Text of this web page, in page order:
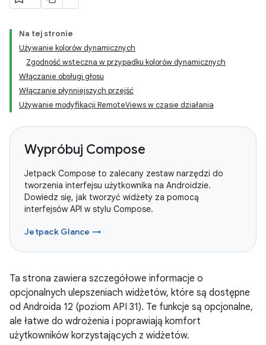
Na tej stronie
Używanie kolorów dynamicznych
Zgodność wsteczna w przypadku kolorów dynamicznych
Włączanie obsługi głosu
Włączanie płynniejszych przejść
Używanie modyfikacji RemoteViews w czasie działania
Wypróbuj Compose
Jetpack Compose to zalecany zestaw narzędzi do
tworzenia interfejsu użytkownika na Androidzie.
Dowiedz się, jak tworzyć widżety za pomocą
interfejsów API w stylu Compose.
Jetpack Glance →
Ta strona zawiera szczegółowe informacje o
opcjonalnych ulepszeniach widżetów, które są dostępne
od Androida 12 (poziom API 31). Te funkcje są opcjonalne,
ale łatwe do wdrożenia i poprawiają komfort
użytkowników korzystających z widżetów.